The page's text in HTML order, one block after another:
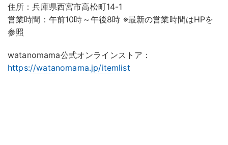
住所：兵庫県西宮市高松町14-1
営業時間：午前10時～午後8時 ※最新の営業時間はHPを
参照
watanomama公式オンラインストア：
https://watanomama.jp/itemlist